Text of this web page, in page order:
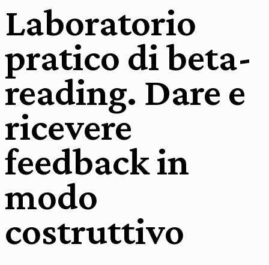
Laboratorio
pratico di beta-
reading. Dare e
ricevere
feedback in
modo
costruttivo